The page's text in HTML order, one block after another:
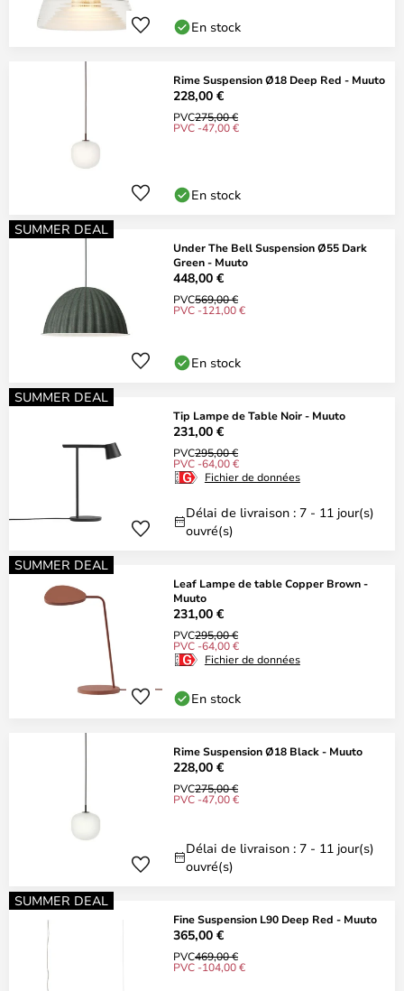
En stock
Rime Suspension Ø18 Deep Red - Muuto
228,00 €
PVC275,00 €
PVC -47,00 €
En stock
SUMMER DEAL
Under The Bell Suspension Ø55 Dark
Green - Muuto
448,00 €
PVC569,00 €
PVC -121,00 €
En stock
SUMMER DEAL
Tip Lampe de Table Noir - Muuto
231,00 €
PVC295,00 €
PVC -64,00 €
Fichier de données
Délai de livraison : 7 - 11 jour(s)
ouvré(s)
SUMMER DEAL
Leaf Lampe de table Copper Brown -
Muuto
231,00 €
PVC295,00 €
PVC -64,00 €
Fichier de données
En stock
Rime Suspension Ø18 Black - Muuto
228,00 €
PVC275,00 €
PVC -47,00 €
Délai de livraison : 7 - 11 jour(s)
ouvré(s)
SUMMER DEAL
Fine Suspension L90 Deep Red - Muuto
365,00 €
PVC469,00 €
PVC -104,00 €